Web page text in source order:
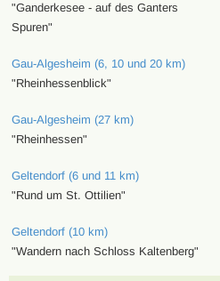
"Ganderkesee - auf des Ganters
Spuren"
Gau-Algesheim (6, 10 und 20 km)
"Rheinhessenblick"
Gau-Algesheim (27 km)
"Rheinhessen"
Geltendorf (6 und 11 km)
"Rund um St. Ottilien"
Geltendorf (10 km)
"Wandern nach Schloss Kaltenberg"